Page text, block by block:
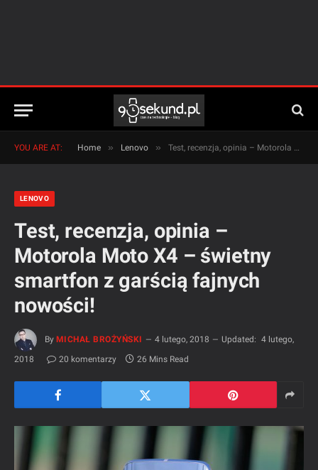
YOU ARE AT: Home » Lenovo » Test, recenzja, opinia – Motorola Moto X4 – świetny smartfon z garścią fajnych nowości!
LENOVO
Test, recenzja, opinia –
Motorola Moto X4 – świetny
smartfon z garścią fajnych
nowości!
By MICHAŁ BROŻYŃSKI 4 lutego, 2018 Updated: 4 lutego,
2018
20 komentarzy 26 Mins Read